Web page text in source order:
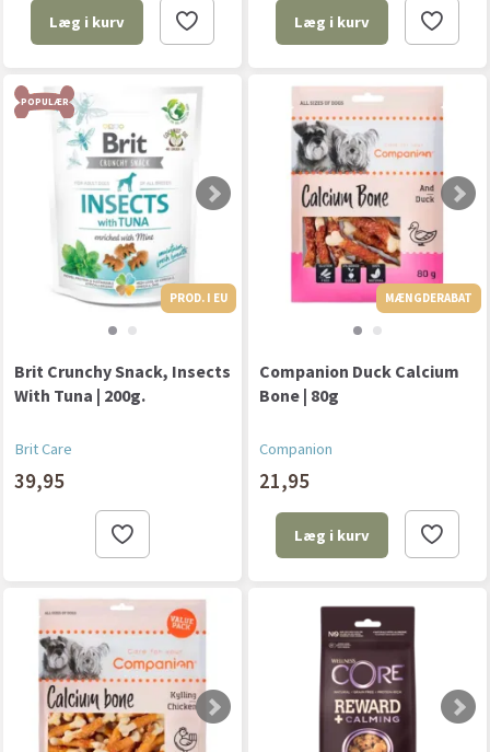
Læg i kurv Læg i kurv
POPULÆR
PROD. I EU PROD. I EU
Brit Crunchy Snack, Insects
With Tuna | 200g.
Brit Care
39,95
MÆNGDERABAT
Companion Duck Calcium
Bone | 80g
Companion
21,95
Læg i kurv